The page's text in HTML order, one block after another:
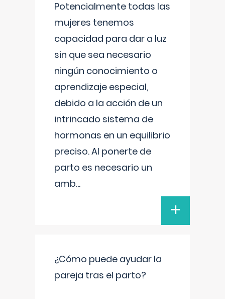
Potencialmente todas las
mujeres tenemos
capacidad para dar a luz
sin que sea necesario
ningún conocimiento o
aprendizaje especial,
debido a la acción de un
intrincado sistema de
hormonas en un equilibrio
preciso. Al ponerte de
parto es necesario un
amb...
+
¿Cómo puede ayudar la
pareja tras el parto?